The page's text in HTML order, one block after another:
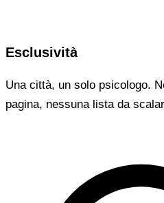
Esclusività
Una città, un solo psicologo.
pagina, nessuna lista da